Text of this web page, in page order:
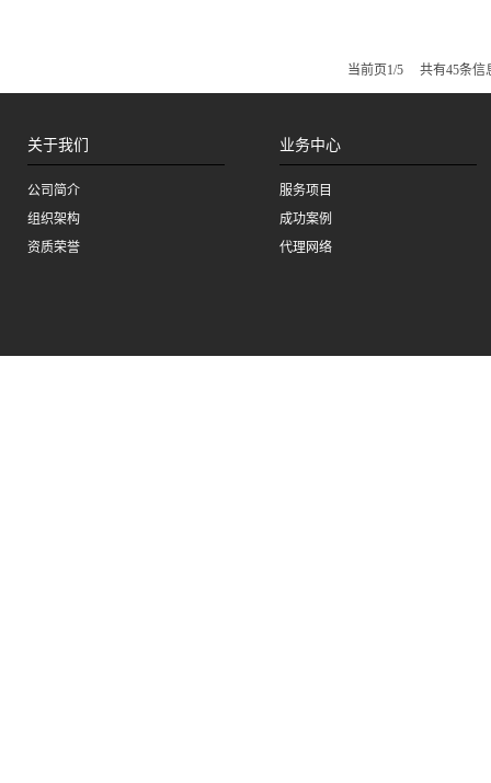
当前页1/5 共有45条
关于我们
公司简介
组织架构
资质荣誉
业务中心
服务项目
成功案例
代理网络